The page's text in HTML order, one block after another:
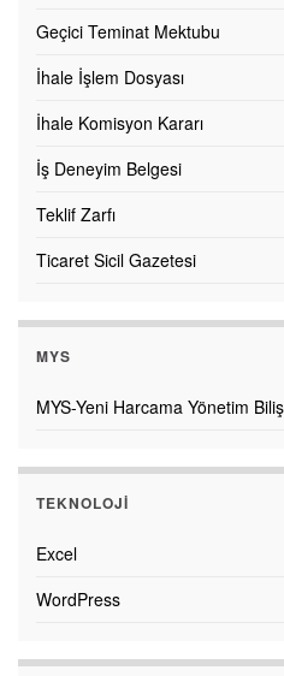
Geçici Teminat Mektubu
İhale İşlem Dosyası
İhale Komisyon Kararı
İş Deneyim Belgesi
Teklif Zarfı
Ticaret Sicil Gazetesi
MYS
MYS-Yeni Harcama Yönetim
TEKNOLOJI
Excel
WordPress